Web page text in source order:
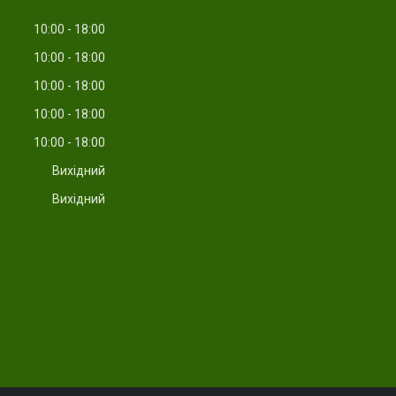
10:00
18:00
10:00
18:00
10:00
18:00
10:00
18:00
10:00
18:00
Вихідний
Вихідний